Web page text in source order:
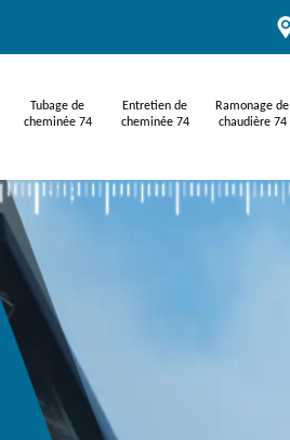
Tubage de
cheminée 74
Entretien de
cheminée 74
Ramonage de
chaudière 74